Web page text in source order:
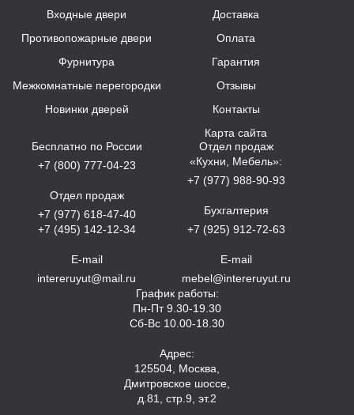
Входные двери
Противопожарные двери
Фурнитура
Межкомнатные перегородки
Новинки дверей
Доставка
Оплата
Гарантия
Отзывы
Контакты
Карта сайта
Бесплатно по России
+7 (800) 777-04-23
Отдел продаж
+7 (977) 618-47-40
+7 (495) 142-12-34
E-mail
intereruyut@mail.ru
Отдел продаж
«Кухни, Мебель»:
+7 (977) 988-90-93
Бухгалтерия
+7 (925) 912-72-63
E-mail
mebel@intereruyut.ru
График работы:
Пн-Пт 9.30-19.30
Сб-Вс 10.00-18.30
Адрес:
125504, Москва,
Дмитровское шоссе,
д.81, стр.9, эт.2